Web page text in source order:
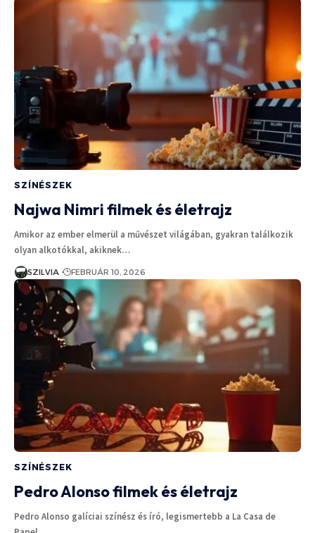
SZÍNÉSZEK
Najwa Nimri filmek és életrajz
Amikor az ember elmerül a művészet világában, gyakran találkozik
olyan alkotókkal, akiknek…
SZILVIA FEBRUÁR 10, 2026
SZÍNÉSZEK
Pedro Alonso filmek és életrajz
Pedro Alonso galíciai színész és író, legismertebb a La Casa de